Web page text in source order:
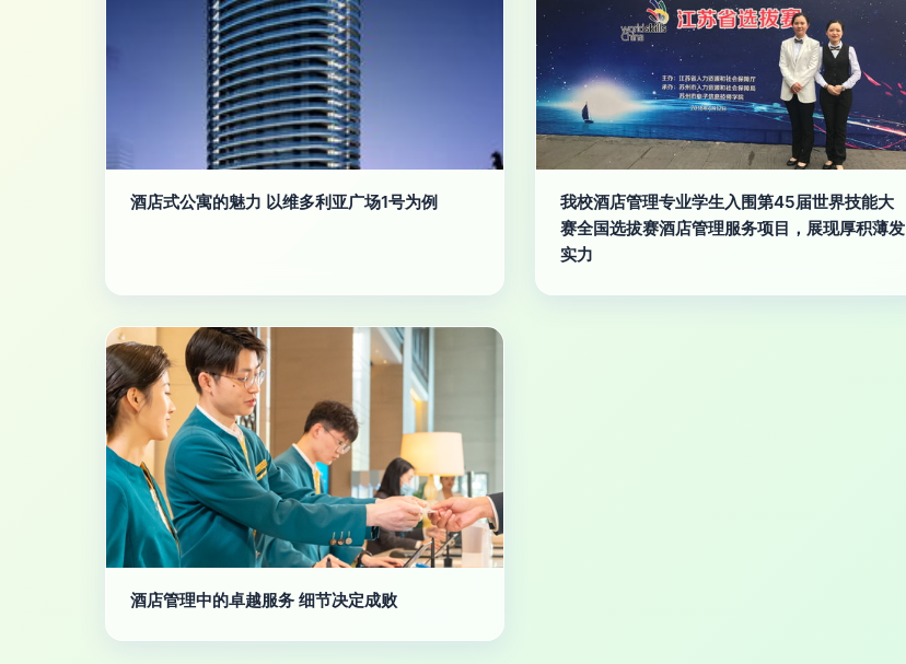
酒店式公寓的魅力 以维多利亚广场1号为例
我校酒店管理专业学生入围第45届世界技能大
赛全国选拔赛酒店管理服务项目，展现厚积薄发
实力
酒店管理中的卓越服务 细节决定成败